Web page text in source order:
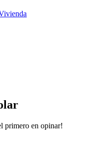
primero en opinar!